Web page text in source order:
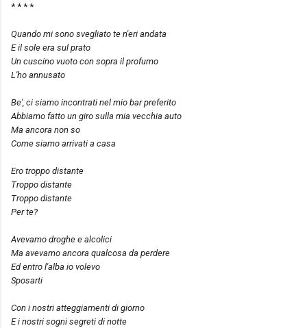
* * * *
Quando mi sono svegliato te n'eri andata
E il sole era sul prato
Un cuscino vuoto con sopra il profumo
L'ho annusato
Be', ci siamo incontrati nel mio bar preferito
Abbiamo fatto un giro sulla mia vecchia auto
Ma ancora non so
Come siamo arrivati a casa
Ero troppo distante
Troppo distante
Troppo distante
Per te?
Avevamo droghe e alcolici
Ma avevamo ancora qualcosa da perdere
Ed entro l'alba io volevo
Sposarti
Con i nostri atteggiamenti di giorno
E i nostri sogni segreti di notte